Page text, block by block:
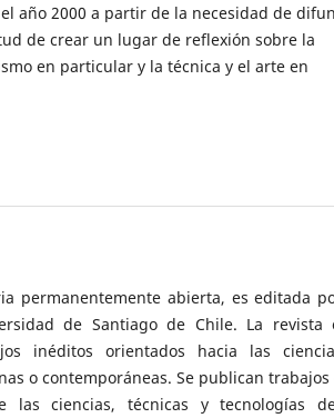
año 2000 a partir de la necesidad de
de crear un lugar de reflexión sobre la
en particular y la técnica y el arte en
permanentemente abierta, es editada
de Santiago de Chile. La revista
inéditos orientados hacia las
o contemporáneas. Se publican
ciencias, técnicas y tecnologías